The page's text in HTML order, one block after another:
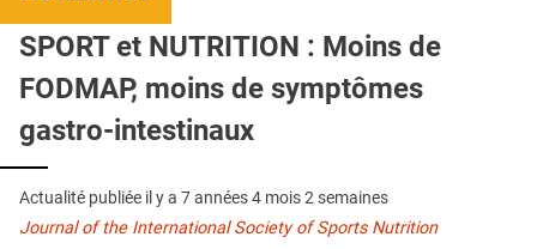
CRÉDITS
SPORT et NUTRITION : Moins de
FODMAP, moins de symptômes
gastro-intestinaux
Actualité publiée il y a 7 années 4 mois 2 semaines
Journal of the International Society of Sports Nutrition